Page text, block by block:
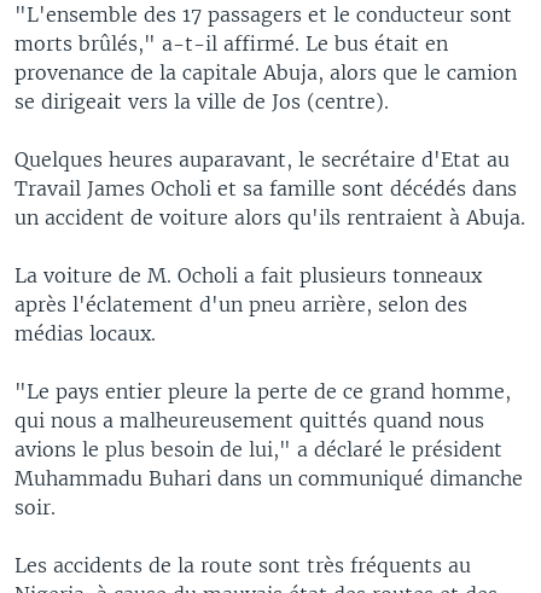
"L'ensemble des 17 passagers et le conducteur sont
morts brûlés," a-t-il affirmé. Le bus était en
provenance de la capitale Abuja, alors que le camion
se dirigeait vers la ville de Jos (centre).
Quelques heures auparavant, le secrétaire d'Etat au
Travail James Ocholi et sa famille sont décédés dans
un accident de voiture alors qu'ils rentraient à Abuja.
La voiture de M. Ocholi a fait plusieurs tonneaux
après l'éclatement d'un pneu arrière, selon des
médias locaux.
"Le pays entier pleure la perte de ce grand homme,
qui nous a malheureusement quittés quand nous
avions le plus besoin de lui," a déclaré le président
Muhammadu Buhari dans un communiqué dimanche
soir.
Les accidents de la route sont très fréquents au